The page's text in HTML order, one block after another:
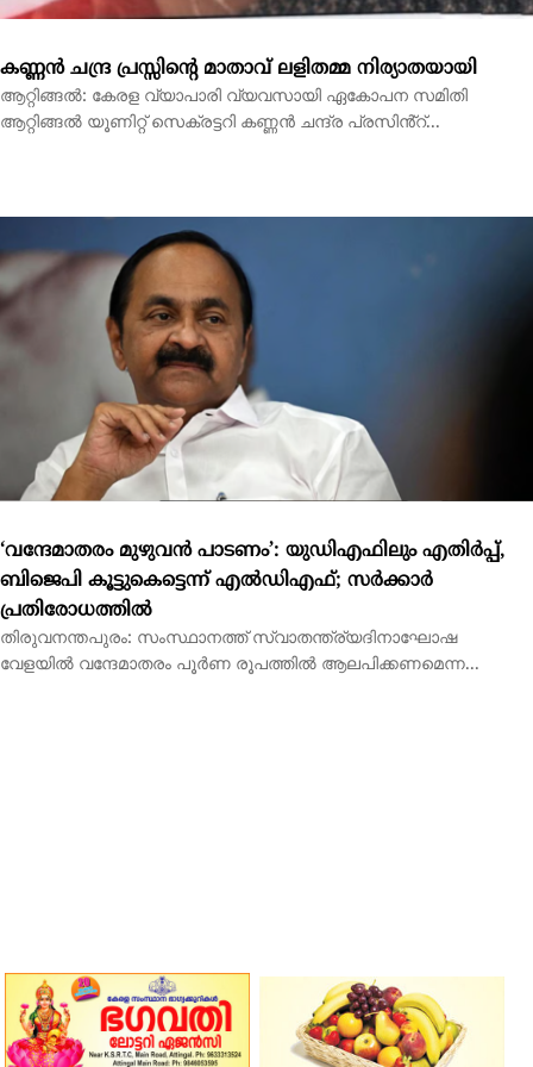
‘വന്ദേമാതരം മുഴുവന്‍ പാടണം’: യുഡിഎഫിലും എതിര്‍പ്പ്,
ബിജെപി കൂട്ടുകെട്ടെന്ന് എല്‍ഡിഎഫ്; സര്‍ക്കാര്‍
പ്രതിരോധത്തില്‍
തിരുവനന്തപുരം: സംസ്ഥാനത്ത് സ്വാതന്ത്ര്യദിനാഘോഷ
വേളയില്‍ വന്ദേമാതരം പൂര്‍ണ രൂപത്തില്‍ ആലപിക്കണമെന്ന...